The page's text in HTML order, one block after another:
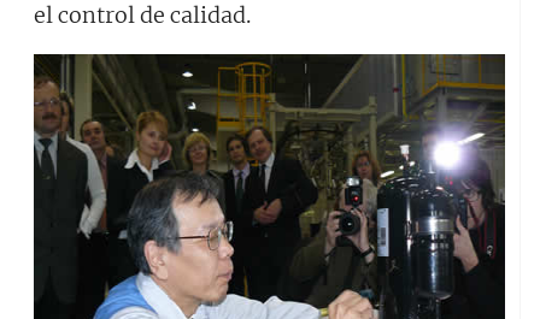
el control de calidad.